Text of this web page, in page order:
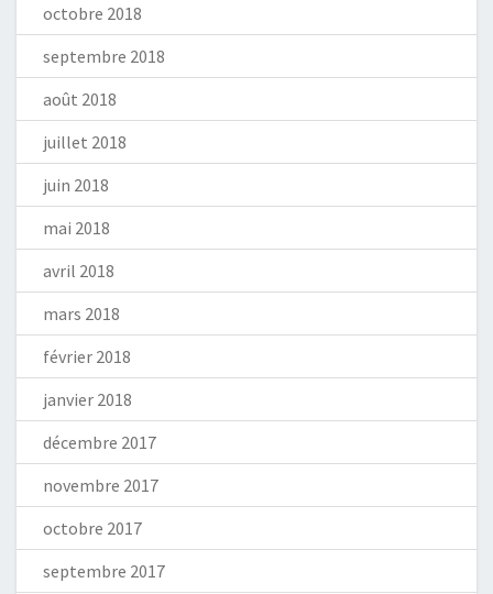
octobre 2018
septembre 2018
août 2018
juillet 2018
juin 2018
mai 2018
avril 2018
mars 2018
février 2018
janvier 2018
décembre 2017
novembre 2017
octobre 2017
septembre 2017